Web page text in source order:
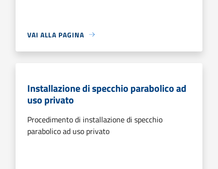
VAI ALLA PAGINA
Installazione di specchio parabolico ad
uso privato
Procedimento di installazione di specchio
parabolico ad uso privato